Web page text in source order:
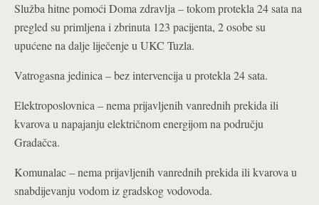
Služba hitne pomoći Doma zdravlja – tokom protekla 24 sata na
pregled su primljena i zbrinuta 123 pacijenta, 2 osobe su
upućene na dalje liječenje u UKC Tuzla.
Vatrogasna jedinica – bez intervencija u protekla 24 sata.
Elektroposlovnica – nema prijavljenih vanrednih prekida ili
kvarova u napajanju električnom energijom na području
Gradačca.
Komunalac – nema prijavljenih vanrednih prekida ili kvarova u
snabdijevanju vodom iz gradskog vodovoda.